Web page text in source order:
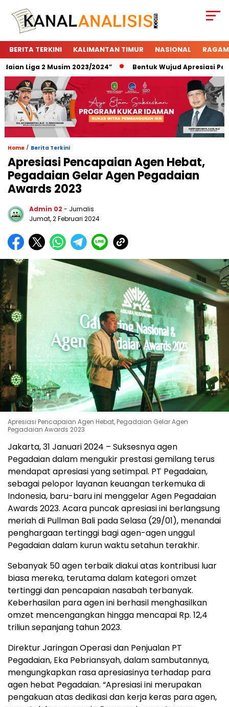
BERITA TERKINI KALIMANTAN TIMUR NASIONAL RAGAM
Liga 2 Musim 2023/2024” Bentuk Wujud Apresiasi
Home / Berita Terkini
Apresiasi Pencapaian Agen Hebat,
Pegadaian Gelar Agen Pegadaian
Awards 2023
Admin 02 - Jurnalis
Jumat, 2 Februari 2024
Apresiasi Pencapaian Agen Hebat, Pegadaian Gelar Agen
Pegadaian Awards 2023
Jakarta, 31 Januari 2024 – Suksesnya agen
Pegadaian dalam mengukir prestasi gemilang terus
mendapat apresiasi yang setimpal. PT Pegadaian,
sebagai pelopor layanan keuangan terkemuka di
Indonesia, baru-baru ini menggelar Agen Pegadaian
Awards 2023. Acara puncak apresiasi ini berlangsung
meriah di Pullman Bali pada Selasa (29/01), menandai
penghargaan tertinggi bagi agen-agen unggul
Pegadaian dalam kurun waktu setahun terakhir.
Sebanyak 50 agen terbaik diakui atas kontribusi luar
biasa mereka, terutama dalam kategori omzet
tertinggi dan pencapaian nasabah terbanyak.
Keberhasilan para agen ini berhasil menghasilkan
omzet mencengangkan hingga mencapai Rp. 12,4
triliun sepanjang tahun 2023.
Direktur Jaringan Operasi dan Penjualan PT
Pegadaian, Eka Pebriansyah, dalam sambutannya,
mengungkapkan rasa apresiasinya terhadap para
agen hebat Pegadaian. “Apresiasi ini merupakan
pengakuan atas dedikasi dan kerja keras para agen,